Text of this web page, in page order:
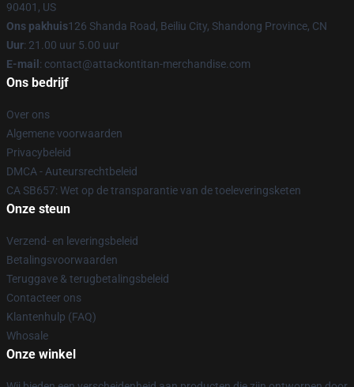
90401, US
Ons pakhuis126 Shanda Road, Beiliu City, Shandong Province, CN
Uur: 21.00 uur 5.00 uur
E-mail : contact@attackontitan-merchandise.com
Ons bedrijf
Over ons
Algemene voorwaarden
Privacybeleid
DMCA - Auteursrechtbeleid
CA SB657: Wet op de transparantie van de toeleveringsketen
Onze steun
Verzend- en leveringsbeleid
Betalingsvoorwaarden
Teruggave & terugbetalingsbeleid
Contacteer ons
Klantenhulp (FAQ)
Whosale
Onze winkel